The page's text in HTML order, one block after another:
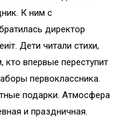
К ним с
директор
Дети читали стихи,
впервые переступит
первоклассника.
подарки. Атмосфера
и праздничная.